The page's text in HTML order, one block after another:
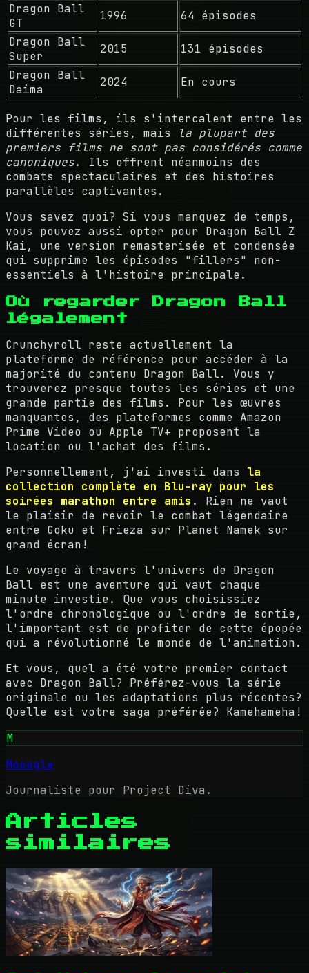
Dragon Ball
GT
1996
64 épisodes
Dragon Ball
Super
2015
131 épisodes
Dragon Ball
Daima
2024 En cours
Pour les films, ils s'intercalent entre les
différentes séries, mais
la plupart des
premiers films ne sont pas considérés comme
canoniques. Ils offrent néanmoins des
combats spectaculaires et des histoires
parallèles captivantes.
Vous savez quoi? Si vous manquez de temps,
vous pouvez aussi opter pour Dragon Ball Z
Kai, une version remasterisée et condensée
qui supprime les épisodes "fillers" non-
essentiels à l'histoire principale.
Où regarder Dragon Ball
légalement
Crunchyroll reste actuellement la
plateforme de référence pour accéder à la
majorité du contenu Dragon Ball. Vous y
trouverez presque toutes les séries et une
grande partie des films. Pour les œuvres
manquantes, des plateformes comme Amazon
Prime Video ou Apple TV+ proposent la
location ou l'achat des films.
Personnellement, j'ai investi dans la
collection complète en Blu-ray pour les
soirées marathon entre amis . Rien ne vaut
le plaisir de revoir le combat légendaire
entre Goku et Frieza sur Planet Namek sur
grand écran!
Le voyage à travers l'univers de Dragon
Ball est une aventure qui vaut chaque
minute investie. Que vous choisissiez
l'ordre chronologique ou l'ordre de sortie,
l'important est de profiter de cette épopée
qui a révolutionné le monde de l'animation.
Et vous, quel a été votre premier contact
avec Dragon Ball? Préférez-vous la série
originale ou les adaptations plus récentes?
Quelle est votre saga préférée? Kamehameha!
M
Mooogle
Journaliste pour Project Diva.
Articles
similaires